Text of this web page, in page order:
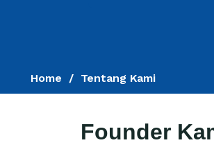
Home Tentang Kami
Founder